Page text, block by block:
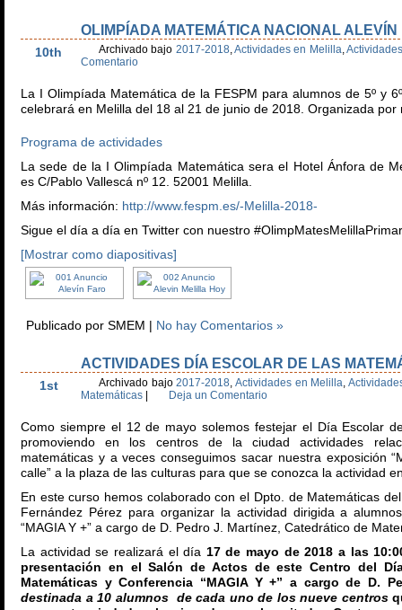
10th
OLIMPÍADA MATEMÁTICA NACIONAL ALEVÍN
Archivado bajo 2017-2018,Actividades en Melilla,
Comentario
La I Olimpíada Matemática de la FESPM para alumnos de 5º y
celebrará en Melilla del 18 al 21 de junio de 2018. Organizada por
Programa de actividades
La sede de la I Olimpíada Matemática sera el Hotel Ánfora de
es C/Pablo Vallescá nº 12. 52001 Melilla.
Más información: http://www.fespm.es/-Melilla-2018-
Sigue el día a día en Twitter con nuestro
[Mostrar como diapositivas]
Publicado por SMEM | No hay Comentarios »
1st
ACTIVIDADES DÍA ESCOLAR DE LAS
Archivado bajo2017-2018,Actividades en Melilla,
Matemáticas
Deja un Comentario
Como siempre el 12 de mayo solemos festejar el Día Escolar
promoviendo en los centros de la ciudad actividades
matemáticas y a veces conseguimos sacar nuestra exposición
calle” a la plaza de las culturas para que se conozca la actividad
En este curso hemos colaborado con el Dpto. de Matemáticas
Fernández Pérez para organizar la actividad dirigida a
“MAGIA Y +” a cargo de D. Pedro J. Martínez, Catedrático de
La actividad se realizará el día 17 de mayo de 2018 a las
presentación en el Salón de Actos de este Centro del
Matemáticas y Conferencia “MAGIA Y +” a cargo de D.
destinada a 10 alumnos de cada uno de los nueve centros